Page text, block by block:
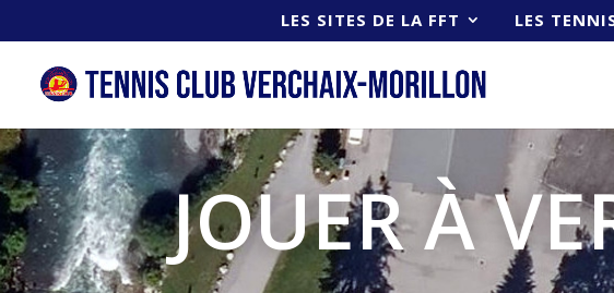
LES SITES DE LA FFT LES
JOUER À